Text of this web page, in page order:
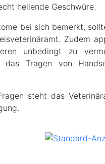
heilende Geschwüre.
bei sich bemerkt,
Zudem
unbedingt zu
Tragen von
steht das